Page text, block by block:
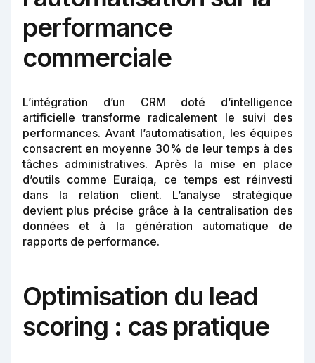
performance
commerciale
L’intégration d’un CRM doté d’intelligence
artificielle transforme radicalement le suivi des
performances. Avant l’automatisation, les équipes
consacrent en moyenne 30% de leur temps à des
tâches administratives. Après la mise en place
d’outils comme Euraiqa, ce temps est réinvesti
dans la relation client. L’analyse stratégique
devient plus précise grâce à la centralisation des
données et à la génération automatique de
rapports de performance.
Optimisation du lead
scoring : cas pratique